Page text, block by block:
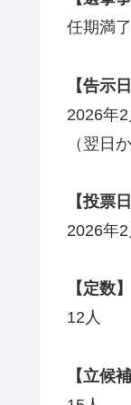
任期満了
【告示日
2026年
（翌日
【投票日
2026年
【定数】
12人
【立候